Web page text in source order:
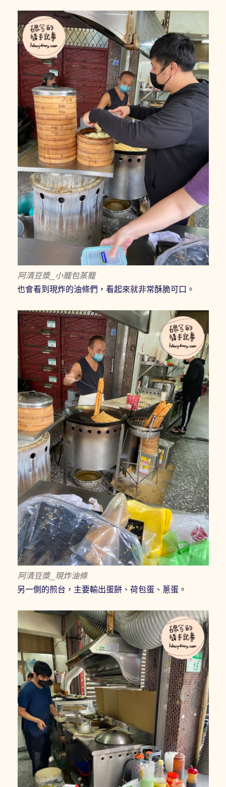
阿清豆漿_小籠包蒸籠
也會看到現炸的油條們，看起來就非常酥脆可口。
阿清豆漿_現炸油條
另一側的煎台，主要輸出蛋餅、荷包蛋、蔥蛋。